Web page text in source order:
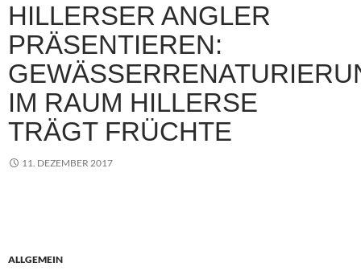
HILLERSER ANGLER
PRÄSENTIEREN:
IM RAUM HILLERSE
TRÄGT FRÜCHTE
11. DEZEMBER 2017
ALLGEMEIN